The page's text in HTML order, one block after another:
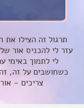
תרגול זה הצילו את
עזר לי להכניס אור
לי לתמוך באימי
כשחושבים על זה,
צריכים -